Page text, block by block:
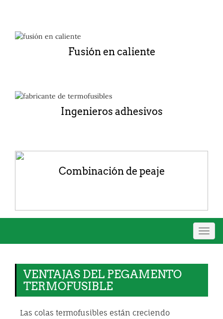
Fusión en caliente
Ingenieros adhesivos
Combinación de peaje
de
VENTAJAS DEL PEGAMENTO
TERMOFUSIBLE
Las colas termofusibles están creciendo